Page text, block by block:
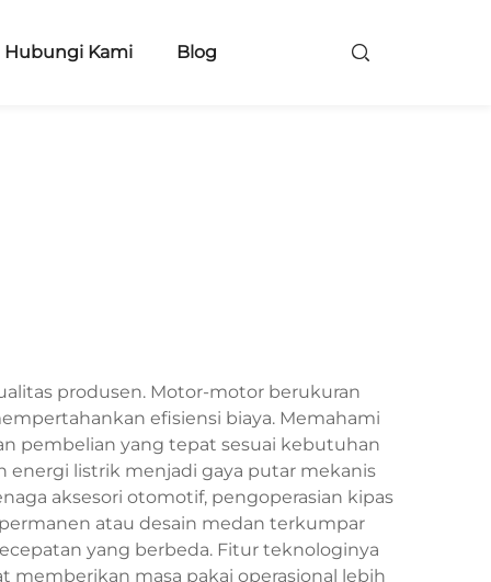
Hubungi Kami Blog
produsen. Motor-motor berukuran
efisiensi biaya. Memahami
pembelian yang tepat sesuai kebutuhan
energi listrik menjadi gaya putar mekanis
aksesori otomotif, pengoperasian kipas
atau desain medan terkumpar
yang berbeda. Fitur teknologinya
memberikan masa pakai operasional lebih